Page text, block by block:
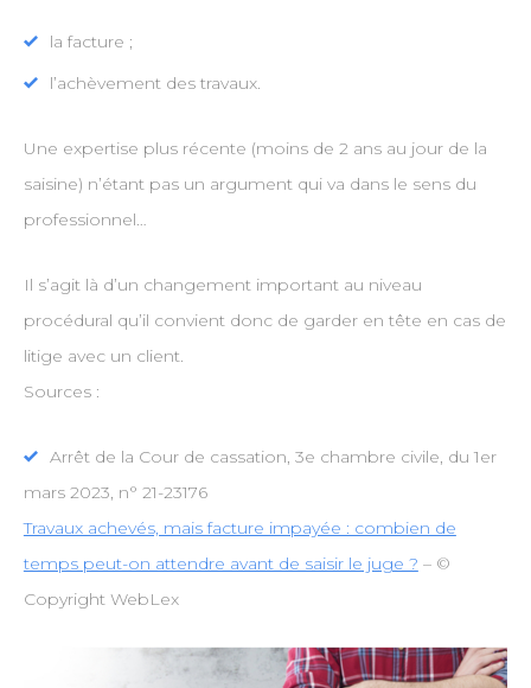
la facture ;
l’achèvement des travaux.
Une expertise plus récente (moins de 2 ans au jour de la
saisine) n’étant pas un argument qui va dans le sens du
professionnel…
Il s’agit là d’un changement important au niveau
procédural qu’il convient donc de garder en tête en cas de
litige avec un client.
Sources :
Arrêt de la Cour de cassation, 3e chambre civile, du 1er
mars 2023, n° 21-23176
Travaux achevés, mais facture impayée : combien de
temps peut-on attendre avant de saisir le juge ? – ©
Copyright WebLex